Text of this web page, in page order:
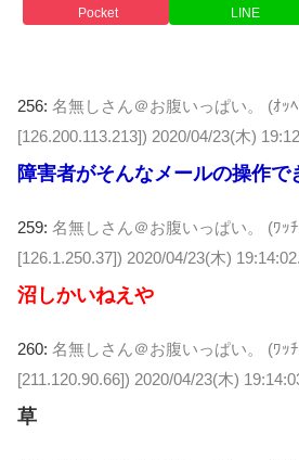
Pocket LINE
256: 名無しさん＠お腹いっぱい。 (ｵｯ
[126.200.113.213]) 2020/04/23(木)
障害者がそんなメールの操作で
259: 名無しさん＠お腹いっぱい。 (ﾜｯ
[126.1.250.37]) 2020/04/23(木)
沼しかいねえや
260: 名無しさん＠お腹いっぱい。 (ﾜｯ
[211.120.90.66]) 2020/04/23(木)
草